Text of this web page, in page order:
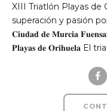
XIII Triatlón Playas de
superación y pasión
𝐂𝐢𝐮𝐝𝐚𝐝 𝐝𝐞 𝐌𝐮𝐫𝐜𝐢𝐚
𝐏𝐥𝐚𝐲𝐚𝐬 𝐝𝐞 𝐎𝐫𝐢𝐡𝐮𝐞𝐥𝐚 El